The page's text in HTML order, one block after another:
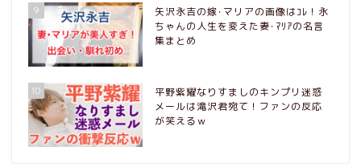
9
矢沢永吉の嫁･マリアの画像はｺﾚ！永
ちゃんの人生を変えた妻･ﾏﾘｱの名言
集まとめ
10
平野紫耀なりすましのキンプリ迷惑
メールは滝沢君宛て！ファンの反応
が笑えるｗ